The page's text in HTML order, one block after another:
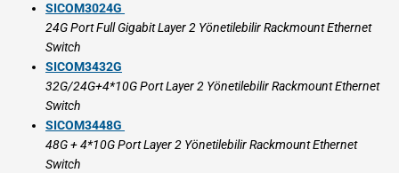
SICOM3024G
24G Port Full Gigabit Layer 2 Yönetilebilir Rackmount Ethernet
Switch
SICOM3432G
32G/24G+4*10G Port Layer 2 Yönetilebilir Rackmount Ethernet
Switch
SICOM3448G
48G + 4*10G Port Layer 2 Yönetilebilir Rackmount Ethernet
Switch